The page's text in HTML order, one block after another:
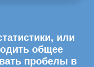
или
общее
пробелы в